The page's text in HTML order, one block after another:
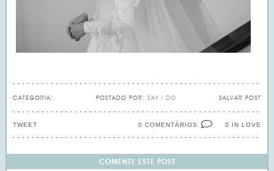
CATEGORIA: SALVAR POST
POSTADO POR: SAY I DO
0 IN LOVE
0 COMENTÁRIOS
TWEET
COMENTE ESTE POST